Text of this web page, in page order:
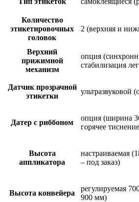
Количество
этикетировочных
головок
2 (верхняя и
Верхний
прижимной
механизм
опция
стабилизация
Датчик прозрачной
этикетки
ультразвуковой
Датер с риббоном
опция (ширина
горячее
Высота
аппликатора
настраиваемая
– под заказ)
Высота конвейера
регулируемая
900 мм)